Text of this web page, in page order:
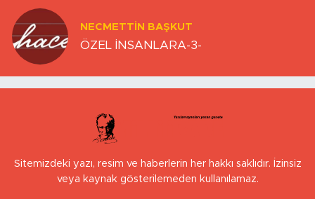
NECMETTIN BAŞKUT
ÖZEL İNSANLARA-3-
Sitemizdeki yazı, resim ve haberlerin her hakkı saklıdır. İzinsiz
veya kaynak gösterilemeden kullanılamaz.